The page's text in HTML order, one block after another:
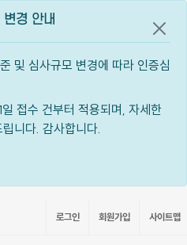
경 안내
및 심사규모 변경에 따라 인증심
접수 건부터 적용되며, 자세한
니다. 감사합니다.
공지
로그인 회원가입 사이트맵